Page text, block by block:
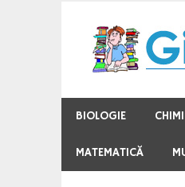
content
BIOLOGIE
MATEMATICĂ